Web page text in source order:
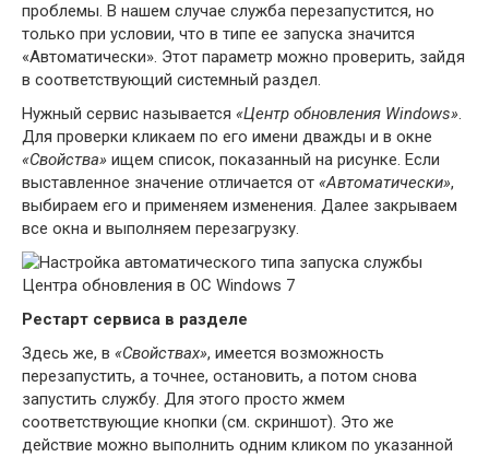
проблемы. В нашем случае служба перезапустится, но
только при условии, что в типе ее запуска значится
«Автоматически». Этот параметр можно проверить, зайдя
в соответствующий системный раздел.
Нужный сервис называется «Центр обновления Windows».
Для проверки кликаем по его имени дважды и в окне
«Свойства» ищем список, показанный на рисунке. Если
выставленное значение отличается от «Автоматически»,
выбираем его и применяем изменения. Далее закрываем
все окна и выполняем перезагрузку.
Рестарт сервиса в разделе
Здесь же, в «Свойствах», имеется возможность
перезапустить, а точнее, остановить, а потом снова
запустить службу. Для этого просто жмем
соответствующие кнопки (см. скриншот). Это же
действие можно выполнить одним кликом по указанной